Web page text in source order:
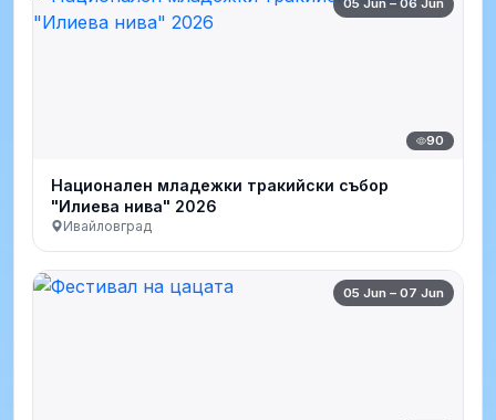
05 Jun – 06 Jun
90
Национален младежки тракийски събор
"Илиева нива" 2026
Ивайловград
05 Jun – 07 Jun